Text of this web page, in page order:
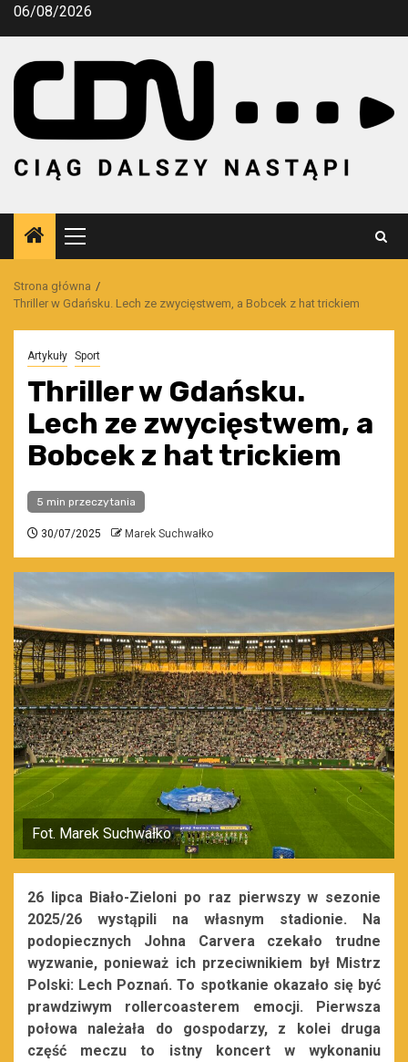
Przejdź
06/08/2026
Menu
główne
Strona główna
Thriller w Gdańsku. Lech ze zwycięstwem, a Bobcek z hat trickiem
Artykuły Sport
Thriller w Gdańsku.
Lech ze zwycięstwem, a
Bobcek z hat trickiem
5 min przeczytania
30/07/2025 Marek Suchwałko
Fot. Marek Suchwałko
26 lipca Biało-Zieloni po raz pierwszy w sezonie
2025/26 wystąpili na własnym stadionie. Na
podopiecznych Johna Carvera czekało trudne
wyzwanie, ponieważ ich przeciwnikiem był Mistrz
Polski: Lech Poznań. To spotkanie okazało się być
prawdziwym rollercoasterem emocji. Pierwsza
połowa należała do gospodarzy, z kolei druga
część meczu to istny koncert w wykonaniu